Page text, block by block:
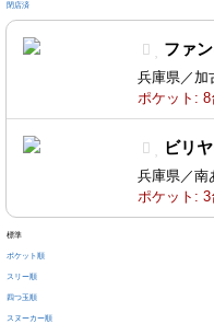
閉店済
ファ
兵庫県／加
ポケット: 8
ビリ
兵庫県／南
ポケット: 3
標準
ポケット順
スリー順
四つ玉順
スヌーカー順